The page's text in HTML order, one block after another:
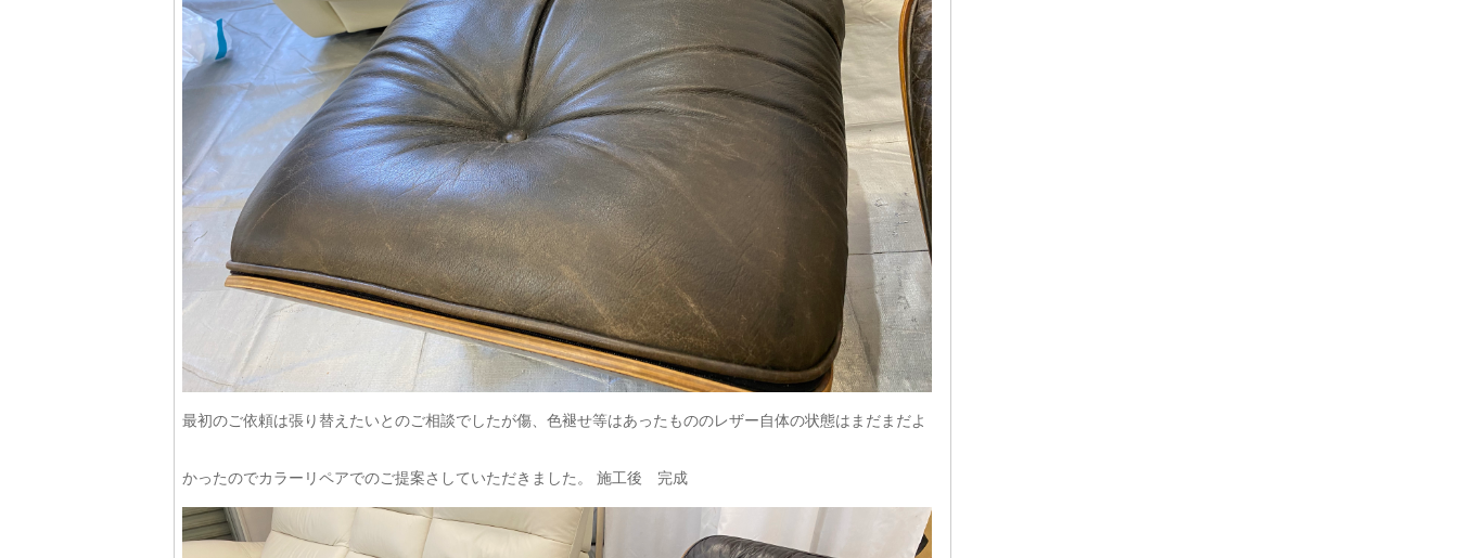
最初のご依頼は張り替えたいとのご相談でしたが傷、色褪せ等はあったもののレザー自体の状態はまだまだよ
かったのでカラーリペアでのご提案さしていただきました。 施工後 完成